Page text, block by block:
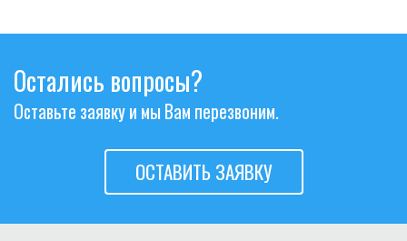
Остались вопросы?
Оставьте заявку и мы Вам перезвоним.
ОСТАВИТЬ ЗАЯВКУ